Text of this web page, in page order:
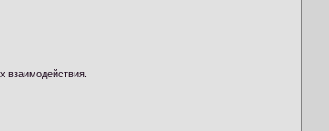
взаимодействия.